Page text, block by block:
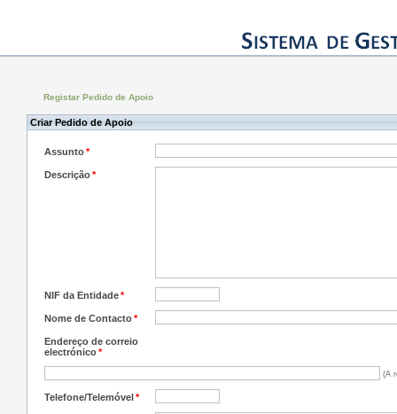
Registar Pedido de Apoio
Criar Pedido de Apoio
Assunto*
Descrição*
NIF da Entidade*
Nome de Contacto*
Endereço de correio
electrónico*
(A
Telefone/Telemóvel*